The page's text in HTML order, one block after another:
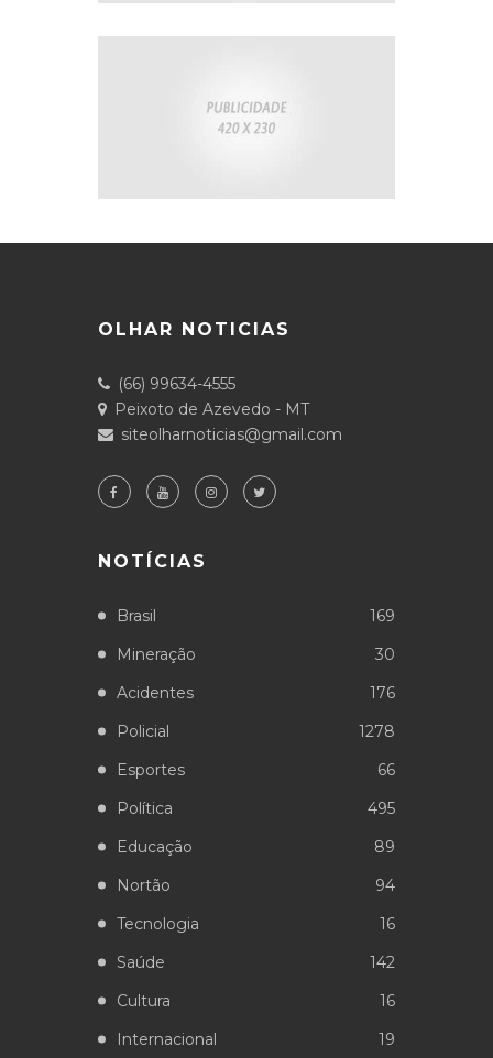
OLHAR NOTICIAS
(66) 99634-4555
Peixoto de Azevedo - MT
siteolharnoticias@gmail.com
NOTÍCIAS
Brasil
169
Mineração
30
Acidentes
176
Policial
1278
Esportes
66
Política
495
Educação
89
Nortão
94
Tecnologia
16
Saúde
142
Cultura
16
Internacional
19